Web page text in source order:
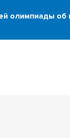
олимпиады об